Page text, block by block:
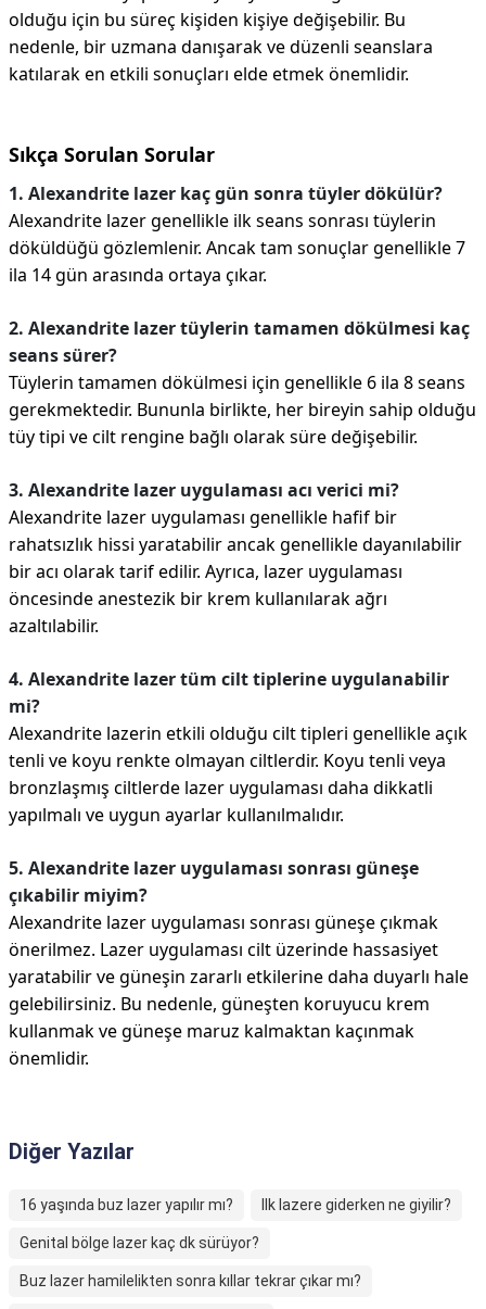
olduğu için bu süreç kişiden kişiye değişebilir. Bu
nedenle, bir uzmana danışarak ve düzenli seanslara
katılarak en etkili sonuçları elde etmek önemlidir.
Sıkça Sorulan Sorular
1. Alexandrite lazer kaç gün sonra tüyler dökülür?
Alexandrite lazer genellikle ilk seans sonrası tüylerin
döküldüğü gözlemlenir. Ancak tam sonuçlar genellikle 7
ila 14 gün arasında ortaya çıkar.
2. Alexandrite lazer tüylerin tamamen dökülmesi kaç
seans sürer?
Tüylerin tamamen dökülmesi için genellikle 6 ila 8 seans
gerekmektedir. Bununla birlikte, her bireyin sahip olduğu
tüy tipi ve cilt rengine bağlı olarak süre değişebilir.
3. Alexandrite lazer uygulaması acı verici mi?
Alexandrite lazer uygulaması genellikle hafif bir
rahatsızlık hissi yaratabilir ancak genellikle dayanılabilir
bir acı olarak tarif edilir. Ayrıca, lazer uygulaması
öncesinde anestezik bir krem kullanılarak ağrı
azaltılabilir.
4. Alexandrite lazer tüm cilt tiplerine uygulanabilir
mi?
Alexandrite lazerin etkili olduğu cilt tipleri genellikle açık
tenli ve koyu renkte olmayan ciltlerdir. Koyu tenli veya
bronzlaşmış ciltlerde lazer uygulaması daha dikkatli
yapılmalı ve uygun ayarlar kullanılmalıdır.
5. Alexandrite lazer uygulaması sonrası güneşe
çıkabilir miyim?
Alexandrite lazer uygulaması sonrası güneşe çıkmak
önerilmez. Lazer uygulaması cilt üzerinde hassasiyet
yaratabilir ve güneşin zararlı etkilerine daha duyarlı hale
gelebilirsiniz. Bu nedenle, güneşten koruyucu krem
kullanmak ve güneşe maruz kalmaktan kaçınmak
önemlidir.
Diğer Yazılar
16 yaşında buz lazer yapılır mı? Ilk lazere giderken ne giyilir?
Genital bölge lazer kaç dk sürüyor?
Buz lazer hamilelikten sonra kıllar tekrar çıkar mı?